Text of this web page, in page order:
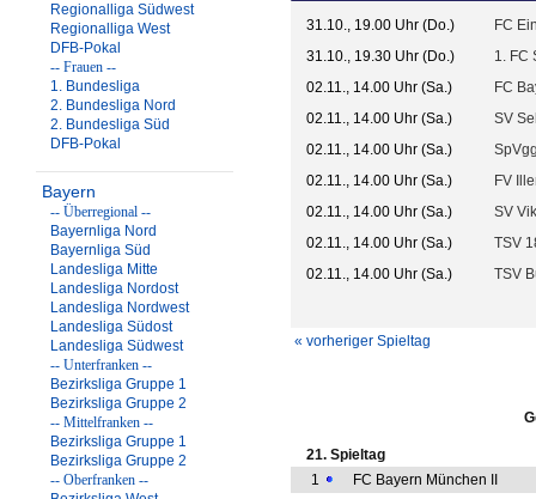
Regionalliga Südwest
Regionalliga West
DFB-Pokal
-- Frauen --
1. Bundesliga
2. Bundesliga Nord
2. Bundesliga Süd
DFB-Pokal
Bayern
-- Überregional --
Bayernliga Nord
Bayernliga Süd
Landesliga Mitte
Landesliga Nordost
Landesliga Nordwest
Landesliga Südost
Landesliga Südwest
-- Unterfranken --
Bezirksliga Gruppe 1
Bezirksliga Gruppe 2
-- Mittelfranken --
Bezirksliga Gruppe 1
Bezirksliga Gruppe 2
-- Oberfranken --
31.10., 19.00 Uhr (Do.)
FC
31.10., 19.30 Uhr (Do.)
1. FC
02.11., 14.00 Uhr (Sa.)
FC
02.11., 14.00 Uhr (Sa.)
SV
02.11., 14.00 Uhr (Sa.)
02.11., 14.00 Uhr (Sa.)
FV
02.11., 14.00 Uhr (Sa.)
SV
02.11., 14.00 Uhr (Sa.)
TSV
02.11., 14.00 Uhr (Sa.)
TSV
« vorheriger Spieltag
21. Spieltag
1
FC Bayern München II